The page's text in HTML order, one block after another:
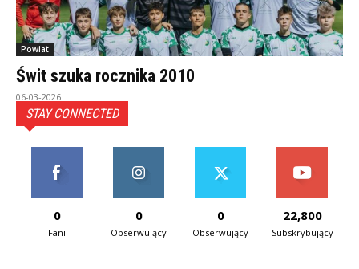
Powiat
Świt szuka rocznika 2010
06-03-2026
STAY CONNECTED
0
Fani
0
Obserwujący
0
Obserwujący
22,800
Subskrybujący